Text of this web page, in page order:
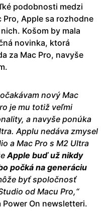
podobnosti medzi
Pro, Apple sa rozhodne
Košom by mala
novinka, ktorá
za Mac Pro, navyše
nový Mac
je mu totiž veľmi
a navyše ponúka
Applu nedáva zmysel
a Mac Pro s M2 Ultra
Apple buď už nikdy
počká na generáciu
byť spoločnosť
od Macu Pro,“
On newsletteri.